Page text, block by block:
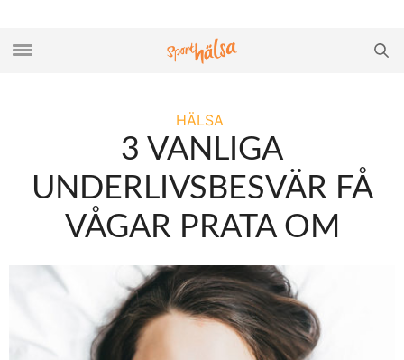
HÄLSA
3 VANLIGA
UNDERLIVSBESVÄR FÅ
VÅGAR PRATA OM